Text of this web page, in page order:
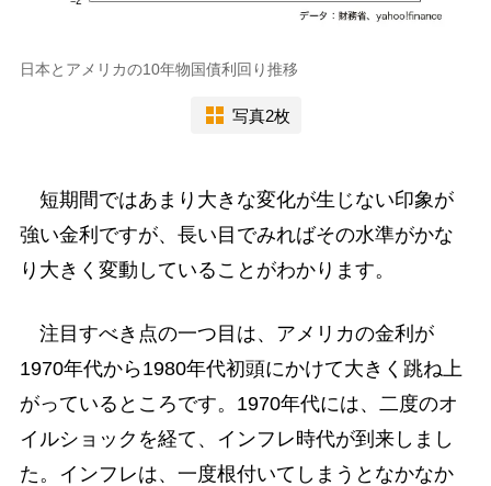
日本とアメリカの10年物国債利回り推移
写真2枚
短期間ではあまり大きな変化が生じない印象が
強い金利ですが、長い目でみればその水準がかな
り大きく変動していることがわかります。
注目すべき点の一つ目は、アメリカの金利が
1970年代から1980年代初頭にかけて大きく跳ね上
がっているところです。1970年代には、二度のオ
イルショックを経て、インフレ時代が到来しまし
た。インフレは、一度根付いてしまうとなかなか